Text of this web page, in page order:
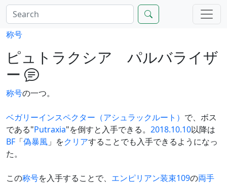
称号
ピュトラクシア パルバライザ
ー
称号の一つ。
ベガリーインスペクター（アシュラックルート） で、ボス
である"Putraxia"を倒すと入手できる。 2018.10.10以降は
BF 「偽暴風 」をクリアすることでも入手できるようになっ
た。
この称号を入手することで、 エンピリアン装束109の両手